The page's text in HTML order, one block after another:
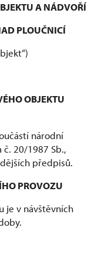
A NÁDVOŘÍ
PLOUČNICÍ
OBJEKTU
národní
20/1987 Sb.,
předpisů.
PROVOZU
je v návštěvních